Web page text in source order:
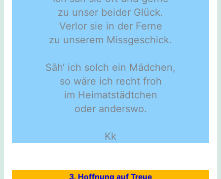
zu unser beider Glück.
Verlor sie in der Ferne
zu unserem Missgeschick.
Säh‘ ich solch ein Mädchen,
so wäre ich recht froh
im Heimatstädtchen
oder anderswo.
Kk
3. Hoffnung auf Treue